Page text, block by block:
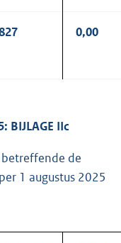
0,00
BIJLAGE IIc
de
1 augustus 2025